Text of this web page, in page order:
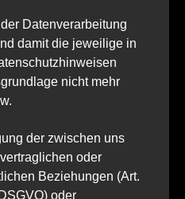
Datenverarbeitung
damit die jeweilige in
nicht mehr
der zwischen uns
oder
Beziehungen (Art.
oder